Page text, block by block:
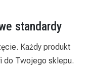
standardy
Każdy produkt
do Twojego sklepu.